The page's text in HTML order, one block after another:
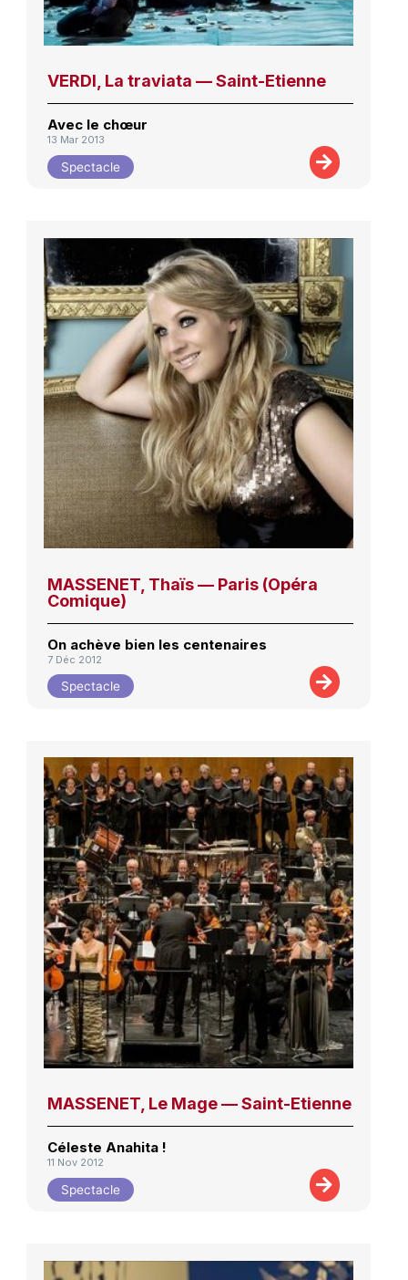
VERDI, La traviata — Saint-Etienne
Avec le chœur
13 Mar 2013
Spectacle
MASSENET, Thaïs — Paris (Opéra
Comique)
On achève bien les centenaires
7 Déc 2012
Spectacle
MASSENET, Le Mage — Saint-Etienne
Céleste Anahita !
11 Nov 2012
Spectacle